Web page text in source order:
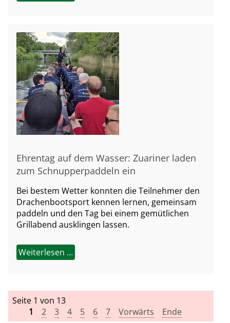
Ehrentag auf dem Wasser: Zuariner laden
zum Schnupperpaddeln ein
Bei bestem Wetter konnten die Teilnehmer den
Drachenbootsport kennen lernen, gemeinsam
paddeln und den Tag bei einem gemütlichen
Grillabend ausklingen lassen.
Weiterlesen …
Seite 1 von 13
1
2 3 4 5 6 7 Vorwärts Ende